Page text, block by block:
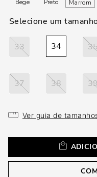
Bege Preto Marrom
33 34 35
37 38 39
Ver guia de